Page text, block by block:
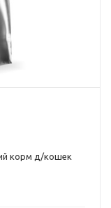
корм д/кошек